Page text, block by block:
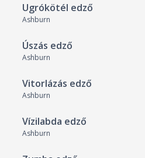
Ugrókötél edző
Ashburn
Úszás edző
Ashburn
Vitorlázás edző
Ashburn
Vízilabda edző
Ashburn